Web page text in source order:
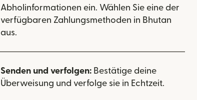
Abholinformationen ein. Wählen Sie eine der
verfügbaren Zahlungsmethoden in Bhutan
aus.
Senden und verfolgen: Bestätige deine
Überweisung und verfolge sie in Echtzeit.